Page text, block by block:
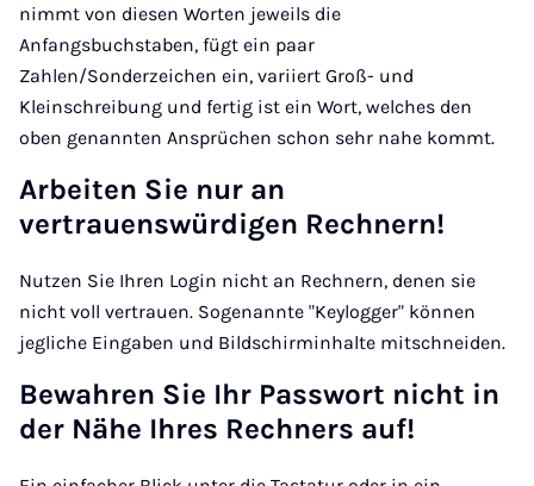
nimmt von diesen Worten jeweils die
Anfangsbuchstaben, fügt ein paar
Zahlen/Sonderzeichen ein, variiert Groß- und
Kleinschreibung und fertig ist ein Wort, welches den
oben genannten Ansprüchen schon sehr nahe kommt.
Arbeiten Sie nur an
vertrauenswürdigen Rechnern!
Nutzen Sie Ihren Login nicht an Rechnern, denen sie
nicht voll vertrauen. Sogenannte "Keylogger" können
jegliche Eingaben und Bildschirminhalte mitschneiden.
Bewahren Sie Ihr Passwort nicht in
der Nähe Ihres Rechners auf!